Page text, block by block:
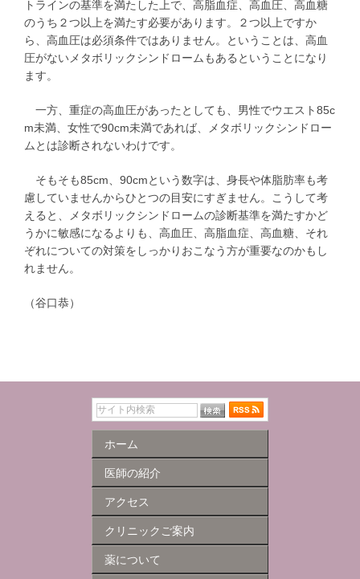
トラインの基準を満たした上で、高脂血症、高血圧、高血糖
のうち２つ以上を満たす必要があります。２つ以上ですか
ら、高血圧は必須条件ではありません。ということは、高血
圧がないメタボリックシンドロームもあるということになり
ます。
一方、重症の高血圧があったとしても、男性でウエスト85c
m未満、女性で90cm未満であれば、メタボリックシンドロー
ムとは診断されないわけです。
そもそも85cm、90cmという数字は、身長や体脂肪率も考
慮していませんからひとつの目安にすぎません。こうして考
えると、メタボリックシンドロームの診断基準を満たすかど
うかに敏感になるよりも、高血圧、高脂血症、高血糖、それ
ぞれについての対策をしっかりおこなう方が重要なのかもし
れません。
（谷口恭）
ホーム
医師の紹介
アクセス
クリニックご案内
薬について